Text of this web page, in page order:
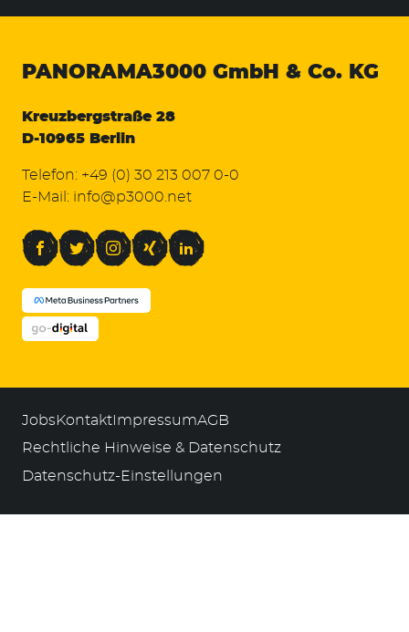
PANORAMA3000 GmbH & Co. KG
Kreuzbergstraße 28
D-10965 Berlin
Telefon: +49 (0) 30 213 007 0-0
E-Mail: info@p3000.net
FacebookTwitterInstagramXing LinkedIn
JobsKontakt ImpressumAGB
Rechtliche Hinweise & Datenschutz
Datenschutz-Einstellungen